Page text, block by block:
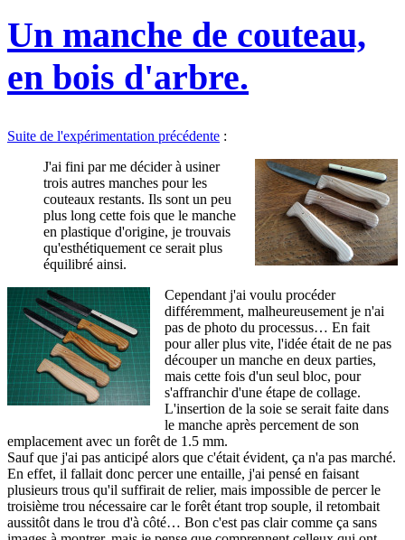
Un manche de couteau,
en bois d'arbre.
Suite de l'expérimentation précédente :
J'ai fini par me décider à usiner
trois autres manches pour les
couteaux restants. Ils sont un peu
plus long cette fois que le manche
en plastique d'origine, je trouvais
qu'esthétiquement ce serait plus
équilibré ainsi.
Cependant j'ai voulu procéder
différemment, malheureusement je n'ai
pas de photo du processus… En fait
pour aller plus vite, l'idée était de ne pas
découper un manche en deux parties,
mais cette fois d'un seul bloc, pour
s'affranchir d'une étape de collage.
L'insertion de la soie se serait faite dans
le manche après percement de son
emplacement avec un forêt de 1.5 mm.
Sauf que j'ai pas anticipé alors que c'était évident, ça n'a pas marché.
En effet, il fallait donc percer une entaille, j'ai pensé en faisant
plusieurs trous qu'il suffirait de relier, mais impossible de percer le
troisième trou nécessaire car le forêt étant trop souple, il retombait
aussitôt dans le trou d'à côté… Bon c'est pas clair comme ça sans